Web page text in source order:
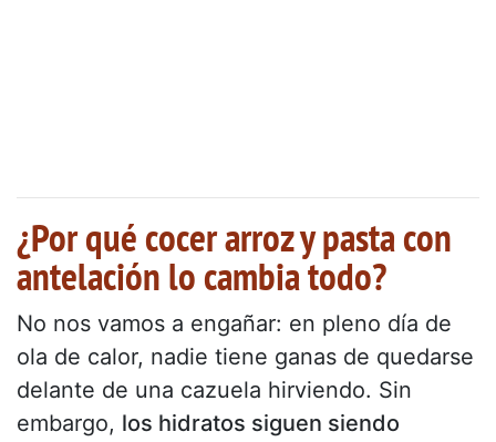
¿Por qué cocer arroz y pasta con
antelación lo cambia todo?
No nos vamos a engañar: en pleno día de
ola de calor, nadie tiene ganas de quedarse
delante de una cazuela hirviendo. Sin
embargo, los hidratos siguen siendo